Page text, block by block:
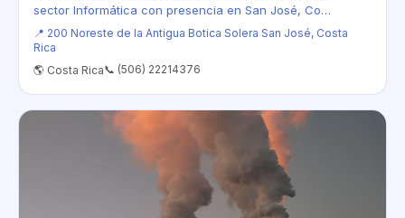
sector Informática con presencia en San José, Co…
📍 200 Noreste de la Antigua Botica Solera San José, Costa
Rica
🌎 Costa Rica📞 (506) 22214376